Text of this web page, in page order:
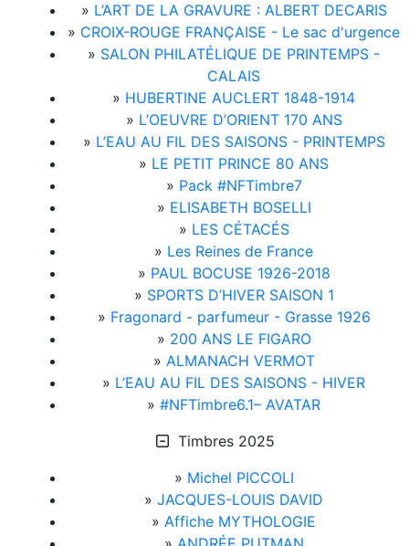
» L’ART DE LA GRAVURE : ALBERT DECARIS
» CROIX-ROUGE FRANÇAISE - Le sac d'urgence
» SALON PHILATÉLIQUE DE PRINTEMPS -
CALAIS
» HUBERTINE AUCLERT 1848-1914
» L’OEUVRE D’ORIENT 170 ANS
» L’EAU AU FIL DES SAISONS - PRINTEMPS
» LE PETIT PRINCE 80 ANS
» Pack #NFTimbre7
» ELISABETH BOSELLI
» LES CÉTACÉS
» Les Reines de France
» PAUL BOCUSE 1926-2018
» SPORTS D’HIVER SAISON 1
» Fragonard - parfumeur - Grasse 1926
» 200 ANS LE FIGARO
» ALMANACH VERMOT
» L’EAU AU FIL DES SAISONS - HIVER
» #NFTimbre6.1– AVATAR
Timbres 2025
» Michel PICCOLI
» JACQUES-LOUIS DAVID
» Affiche MYTHOLOGIE